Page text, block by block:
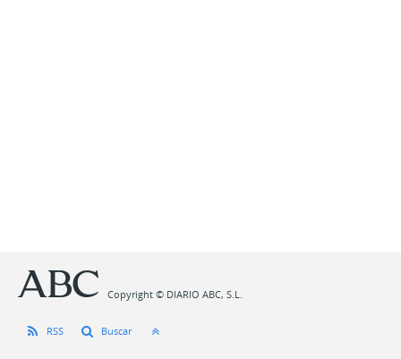
Copyright © DIARIO ABC, S.L.
RSS Buscar